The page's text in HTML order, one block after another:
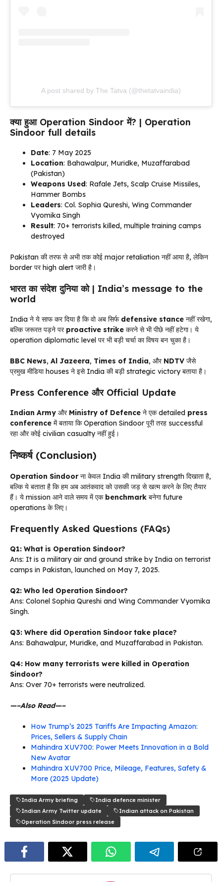
A post shared by The Tatva (@thetatvaindia)
क्या हुआ Operation Sindoor में? | Operation
Sindoor full details
Date: 7 May 2025
Location: Bahawalpur, Muridke, Muzaffarabad
(Pakistan)
Weapons Used: Rafale Jets, Scalp Cruise Missiles,
Hammer Bombs
Leaders: Col. Sophia Qureshi, Wing Commander
Vyomika Singh
Result: 70+ terrorists killed, multiple training camps
destroyed
Pakistan की तरफ से अभी तक कोई major retaliation नहीं आया है, लेकिन
border पर high alert जारी है।
भारत का संदेश दुनिया को | India’s message to the
world
India ने ये साफ कर दिया है कि वो अब सिर्फ defensive stance नहीं रखेगा,
बल्कि जरूरत पड़ने पर proactive strike करने से भी पीछे नहीं हटेगा। ये
operation diplomatic level पर भी बड़ी चर्चा का विषय बन चुका है।
BBC News, Al Jazeera, Times of India, और NDTV जैसे
प्रमुख मीडिया houses ने इसे India की बड़ी strategic victory बताया है।
Press Conference और Official Update
Indian Army और Ministry of Defence ने एक detailed press
conference में बताया कि Operation Sindoor पूरी तरह successful
रहा और कोई civilian casualty नहीं हुई।
निष्कर्ष (Conclusion)
Operation Sindoorना केवल India की military strength दिखाता है,
बल्कि ये बताता है कि हम अब आतंकवाद को उसकी जड़ से खत्म करने के लिए तैयार
हैं। ये mission आने वाले समय में एक benchmark बनेगा future
operations के लिए।
Frequently Asked Questions (FAQs)
Q1: What is Operation Sindoor?
Ans: It is a military air and ground strike by India on terrorist
camps in Pakistan, launched on May 7, 2025.
Q2: Who led Operation Sindoor?
Ans: Colonel Sophia Qureshi and Wing Commander Vyomika
Singh.
Q3: Where did Operation Sindoor take place?
Ans: Bahawalpur, Muridke, and Muzaffarabad in Pakistan.
Q4: How many terrorists were killed in Operation
Sindoor?
Ans: Over 70+ terrorists were neutralized.
—–Also Read—–
How Trump’s 2025 Tariffs Are Impacting Amazon:
Prices, Sellers & Supply Chain
Mahindra XUV700: Power Meets Innovation in a Bold
New Avatar
Mahindra XUV700 Price, Mileage, Features, Safety &
More (2025 Update)
India Army briefing
India defence minister
Indian Army Twitter update
Indian attack on Pakistan
Operation Sindoor press release